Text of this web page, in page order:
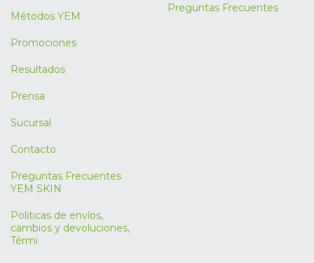
Métodos YEM
Promociones
Resultados
Prensa
Sucursal
Contacto
Preguntas Frecuentes
YEM SKIN
Politicas de envíos,
cambios y devoluciones,
Térmi
Preguntas Frecuentes